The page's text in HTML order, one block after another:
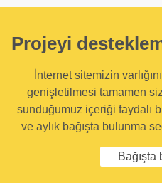
Projeyi
İnternet sitemizin
genişletilmesi tamamen
sunduğumuz içeriği faydalı
ve aylık bağışta bulunma
Bağışta